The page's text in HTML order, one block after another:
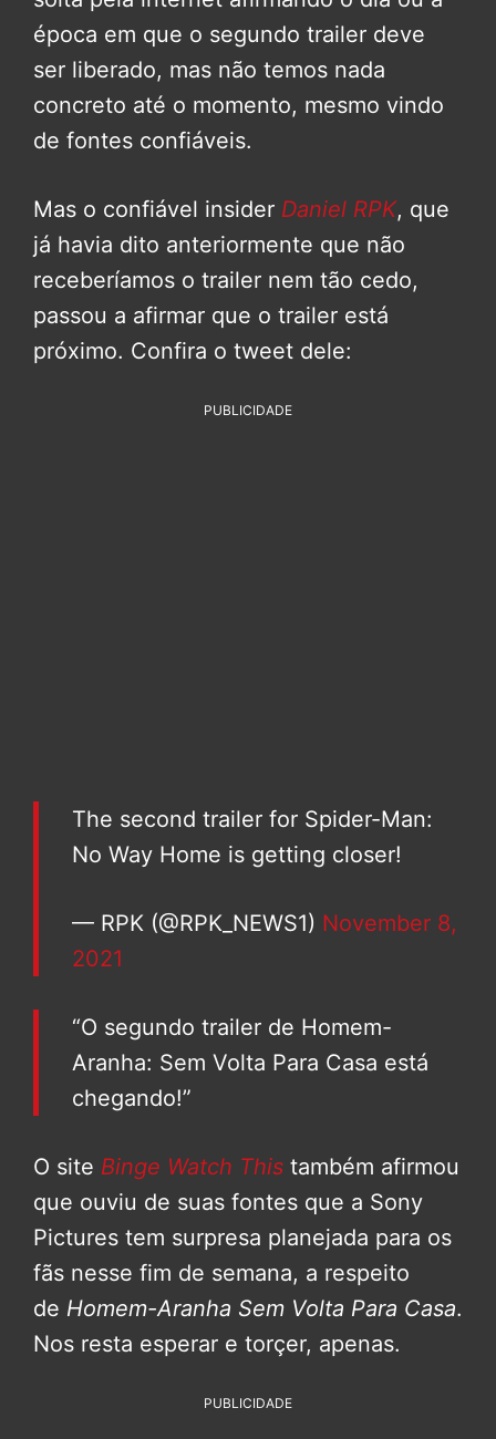
época em que o segundo trailer deve
ser liberado, mas não temos nada
concreto até o momento, mesmo vindo
de fontes confiáveis.
Mas o confiável insider Daniel RPK, que
já havia dito anteriormente que não
receberíamos o trailer nem tão cedo,
passou a afirmar que o trailer está
próximo. Confira o tweet dele:
PUBLICIDADE
The second trailer for Spider-Man:
No Way Home is getting closer!
— RPK (@RPK_NEWS1) November 8,
2021
“O segundo trailer de Homem-
Aranha: Sem Volta Para Casa está
chegando!”
O site Binge Watch This também afirmou
que ouviu de suas fontes que a Sony
Pictures tem surpresa planejada para os
fãs nesse fim de semana, a respeito
de Homem-Aranha Sem Volta Para Casa.
Nos resta esperar e torçer, apenas.
PUBLICIDADE